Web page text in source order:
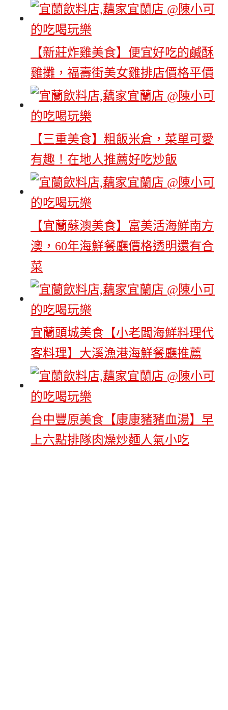
【新莊炸雞美食】便宜好吃的鹹酥
雞攤，福壽街美女雞排店價格平價
【三重美食】粗飯米倉，菜單可愛
有趣！在地人推薦好吃炒飯
【宜蘭蘇澳美食】富美活海鮮南方
澳，60年海鮮餐廳價格透明還有合
菜
宜蘭頭城美食【小老闆海鮮料理代
客料理】大溪漁港海鮮餐廳推薦
台中豐原美食【康康豬豬血湯】早
上六點排隊肉燥炒麵人氣小吃